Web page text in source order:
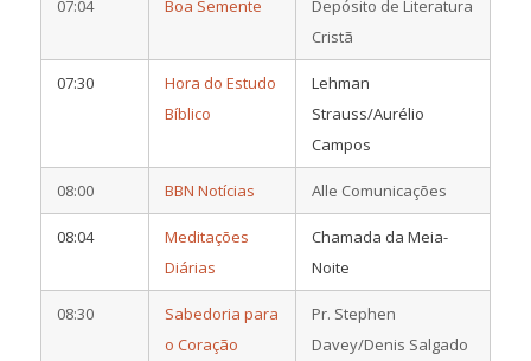
07:04 Boa Semente
Depósito de Literatura
Cristã
07:30
Hora do Estudo
Bíblico
Lehman
Strauss/Aurélio
Campos
08:00 BBN Notícias Alle Comunicações
08:04
Meditações
Diárias
Chamada da Meia-
Noite
08:30
Sabedoria para
o Coração
Pr. Stephen
Davey/Denis Salgado